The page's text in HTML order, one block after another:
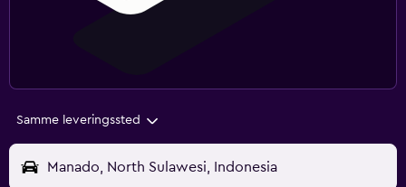
Samme leveringssted
Manado, North Sulawesi, Indonesia